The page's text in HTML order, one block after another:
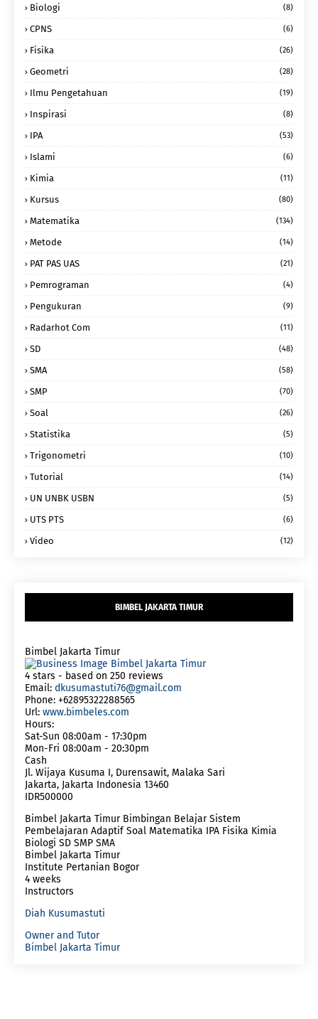
Biologi (8)
CPNS (6)
Fisika (26)
Geometri (28)
Ilmu Pengetahuan (19)
Inspirasi (8)
IPA (53)
Islami (6)
Kimia (11)
Kursus (80)
Matematika (134)
Metode (14)
PAT PAS UAS (21)
Pemrograman (4)
Pengukuran (9)
Radarhot Com (11)
SD (48)
SMA (58)
SMP (70)
Soal (26)
Statistika (5)
Trigonometri (10)
Tutorial (14)
UN UNBK USBN (5)
UTS PTS (6)
Video (12)
BIMBEL JAKARTA TIMUR
Bimbel Jakarta Timur
4 stars - based on 250 reviews
Email: dkusumastuti76@gmail.com
Phone: +62895322288565
Url: www.bimbeles.com
Hours:
Sat-Sun 08:00am - 17:30pm
Mon-Fri 08:00am - 20:30pm
Cash
Jl. Wijaya Kusuma I, Durensawit, Malaka Sari
Jakarta, Jakarta Indonesia 13460
IDR500000
Bimbel Jakarta Timur Bimbingan Belajar Sistem
Pembelajaran Adaptif Soal Matematika IPA Fisika Kimia
Biologi SD SMP SMA
Bimbel Jakarta Timur
Institute Pertanian Bogor
4 weeks
Instructors
Diah Kusumastuti
Owner and Tutor
Bimbel Jakarta Timur